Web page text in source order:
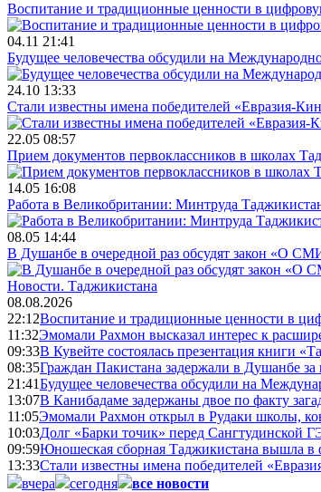
Воспитание и традиционные ценности в
04.11 21:41
Будущее человечества обсудили на
24.10 13:33
Стали известны имена победителей «Евразия-
22.05 08:57
Прием документов первоклассников в школах
14.05 16:08
Работа в Великобритании: Минтруда
08.05 14:44
В Душанбе в очередной раз обсудят закон «О
Новости. Таджикистана
08.08.2026
22:12Воспитание и традиционные ценности в
11:32Эмомали Рахмон высказал интерес к
09:33В Кувейте состоялась презентация книги
08:35Граждан Пакистана задержали в Душанбе
21:41Будущее человечества обсудили на
13:07В Канибадаме задержаны двое по факту
11:05Эмомали Рахмон открыл в Рудаки школы,
10:03Долг «Барки точик» перед Сангтудинской
09:59Юношеская сборная Таджикистана вышла в
13:33Стали известны имена победителей
вчера
сегодня
все новости